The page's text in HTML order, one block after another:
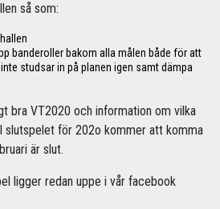
så som:
banderoller bakom alla målen både för att
studsar in på planen igen samt dämpa
bra VT2020 och information om vilka
slutspelet för 202o kommer att komma
är slut.
ligger redan uppe i vår facebook